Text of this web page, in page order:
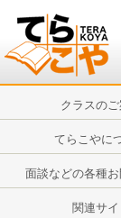
クラスの
てらこやに
面談などの各種
関連サイ